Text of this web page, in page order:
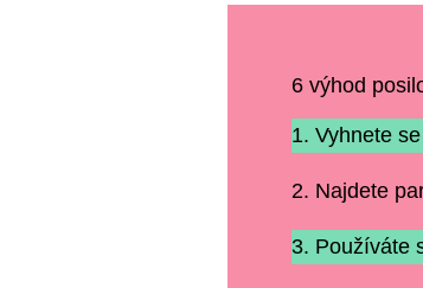
6 výhod
1. Vyhnete
2. Najdete
3. Používáte